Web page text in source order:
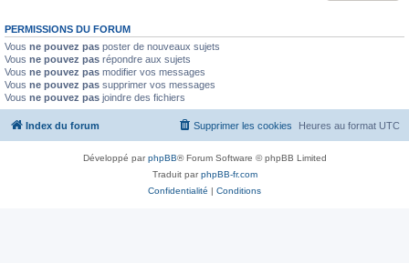
PERMISSIONS DU FORUM
Vous ne pouvez pas poster de nouveaux sujets
Vous ne pouvez pas répondre aux sujets
Vous ne pouvez pas modifier vos messages
Vous ne pouvez pas supprimer vos messages
Vous ne pouvez pas joindre des fichiers
Index du forum Heures au format UTC
Supprimer les cookies
Développé parphpBB® Forum Software © phpBB Limited
Traduit parphpBB-fr.com
Confidentialité | Conditions